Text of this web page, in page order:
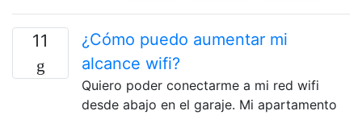
11
¿Cómo puedo aumentar mi
alcance wifi?
Quiero poder conectarme a mi red wifi
desde abajo en el garaje. Mi apartamento